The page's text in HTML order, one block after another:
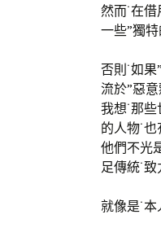
然而˙在
一些”獨
否則˙如果
流於”惡
我想˙那
的人物˙
他們不光
足傳統˙
就像是˙